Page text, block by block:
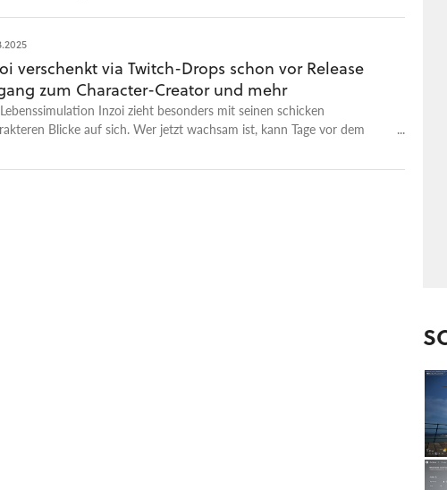
verschenkt via Twitch-Drops schon vor Release
zum Character-Creator und mehr
Inzoi zieht besonders mit seinen schicken
Blicke auf sich. Wer jetzt wachsam ist, kann Tage vor dem